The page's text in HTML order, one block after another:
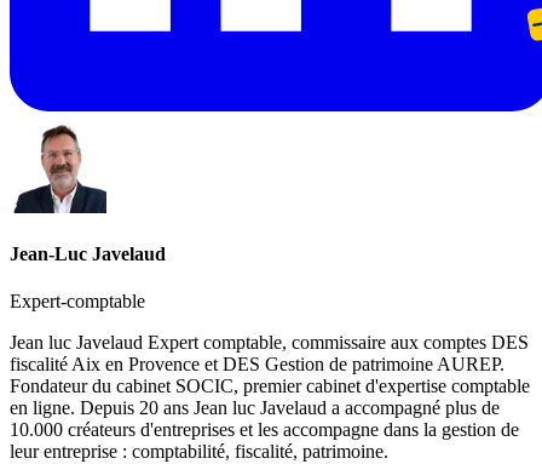
Jean-Luc Javelaud
Expert-comptable
Jean luc Javelaud Expert comptable, commissaire aux comptes DES
fiscalité Aix en Provence et DES Gestion de patrimoine AUREP.
Fondateur du cabinet SOCIC, premier cabinet d'expertise comptable
en ligne. Depuis 20 ans Jean luc Javelaud a accompagné plus de
10.000 créateurs d'entreprises et les accompagne dans la gestion de
leur entreprise : comptabilité, fiscalité, patrimoine.